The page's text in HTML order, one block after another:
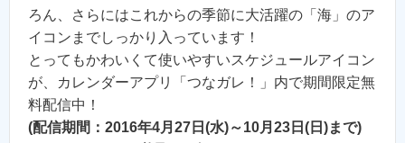
ろん、さらにはこれからの季節に大活躍の「海」のア
イコンまでしっかり入っています！
とってもかわいくて使いやすいスケジュールアイコン
が、カレンダーアプリ「つなガレ！」内で期間限定無
料配信中！
(配信期間：2016年4月27日(水)～10月23日(日)まで)